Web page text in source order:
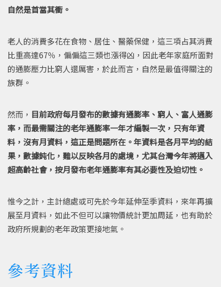
自然是首當其衝。
老人的消費多花在食物、居住、醫藥保健，這三項占其消費
比重高達67％，偏偏這三類也漲得凶，因此老年家庭所面對
的通膨壓力比窮人還厲害，於此而言，自然是最值得關注的
族群。
然而， 目前政府每月發布的數據有通膨率、窮人、富人通膨
率，而最需關注的老年通膨率一年才編製一次，只有年資
料，沒有月資料，這正是問題所在。年資料是各月平均的結
果，數據鈍化，難以反映各月的處境，尤其台灣今年將邁入
超高齡社會，按月發布老年通膨率有其必要性及迫切性。
惟今之計，主計總處或可先於今年延伸至季資料，來年再擴
展至月資料，如此不但可以讓物價統計更加周延，也有助於
政府所規劃的老年政策更接地氣。
參考資料